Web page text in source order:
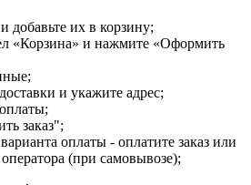
добавьте их в корзину;
«Корзина» и нажмите «Оформить
и укажите адрес;
заказ";
оплаты - оплатите заказ или
(при самовывозе);